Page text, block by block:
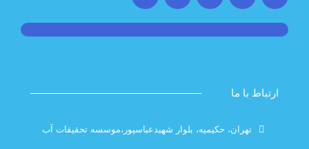
تهران، حکیمیه، بلوار شهیدعباسپور،موسسه تحقیقات آب